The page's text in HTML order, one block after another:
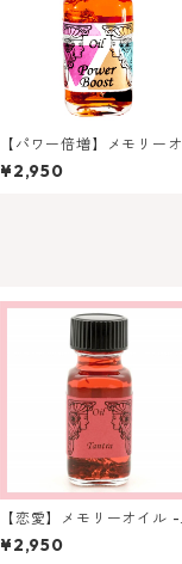
【パワー倍増】メモリーオ
イル - パワーブースト
¥2,950
【恋愛】メモリーオイル -
タントラ ★ロングセラー人
気商品
¥2,950